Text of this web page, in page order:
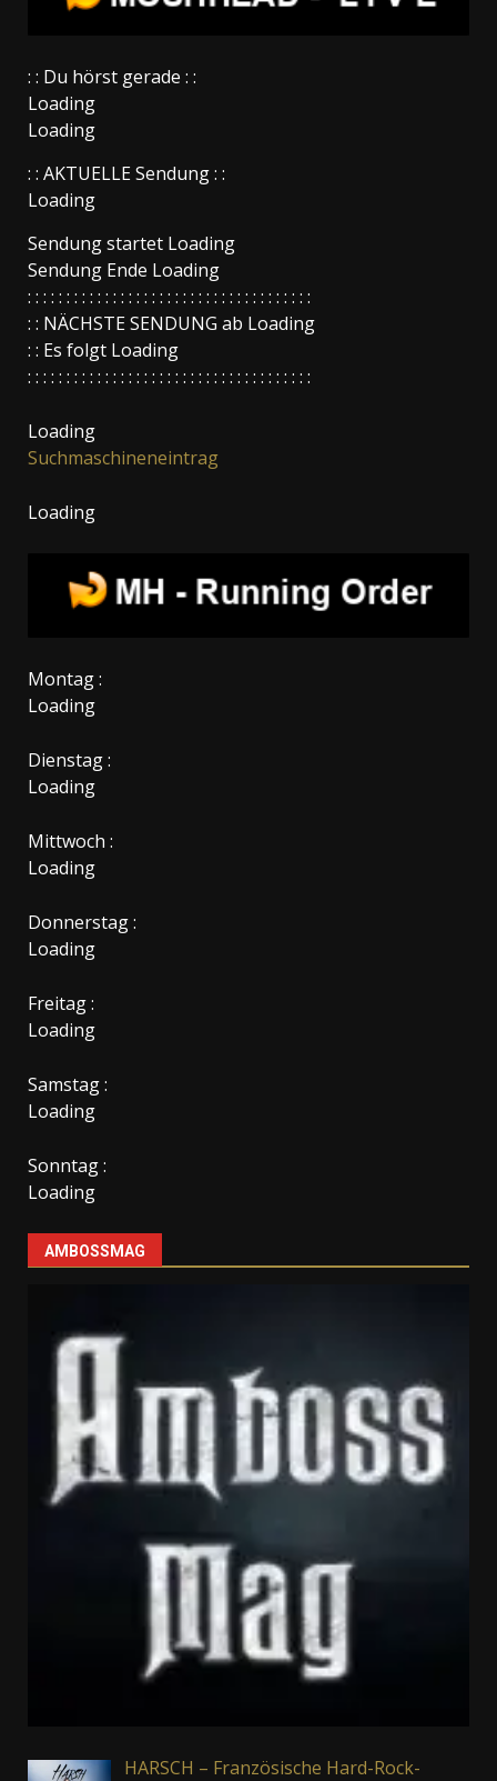
: : Du hörst gerade : :
Loading
Loading
: : AKTUELLE Sendung : :
Loading
Sendung startet Loading
Sendung Ende Loading
: : : : : : : : : : : : : : : : : : : : : : : : : : : : : : : : : : : : :
: : NÄCHSTE SENDUNG ab Loading
: : Es folgt Loading
: : : : : : : : : : : : : : : : : : : : : : : : : : : : : : : : : : : : :
Loading
Suchmaschineneintrag
Loading
Montag :
Loading
Dienstag :
Loading
Mittwoch :
Loading
Donnerstag :
Loading
Freitag :
Loading
Samstag :
Loading
Sonntag :
Loading
AMBOSSMAG
HARSCH – Französische Hard-Rock-